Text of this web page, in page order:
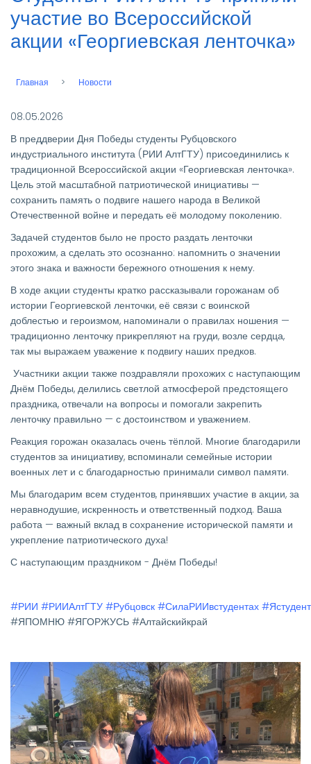
участие во Всероссийской
акции «Георгиевская ленточка»
Строка
Главная Новости
08.05.2026
В преддверии Дня Победы студенты Рубцовского
индустриального института (РИИ АлтГТУ) присоединились к
традиционной Всероссийской акции «Георгиевская ленточка».
Цель этой масштабной патриотической инициативы —
сохранить память о подвиге нашего народа в Великой
Отечественной войне и передать её молодому поколению.
Задачей студентов было не просто раздать ленточки
прохожим, а сделать это осознанно: напомнить о значении
этого знака и важности бережного отношения к нему.
В ходе акции студенты кратко рассказывали горожанам об
истории Георгиевской ленточки, её связи с воинской
доблестью и героизмом, напоминали о правилах ношения —
традиционно ленточку прикрепляют на груди, возле сердца,
так мы выражаем уважение к подвигу наших предков.
Участники акции также поздравляли прохожих с наступающим
Днём Победы, делились светлой атмосферой предстоящего
праздника, отвечали на вопросы и помогали закрепить
ленточку правильно — с достоинством и уважением.
Реакция горожан оказалась очень тёплой. Многие благодарили
студентов за инициативу, вспоминали семейные истории
военных лет и с благодарностью принимали символ памяти.
Мы благодарим всем студентов, принявших участие в акции, за
неравнодушие, искренность и ответственный подход. Ваша
работа — важный вклад в сохранение исторической памяти и
укрепление патриотического духа!
С наступающим праздником - Днём Победы!
#РИИ #РИИАлтГТУ #Рубцовск #СилаРИИвстудентах
#ЯПОМНЮ #ЯГОРЖУСЬ #Алтайскийкрай
Изображение